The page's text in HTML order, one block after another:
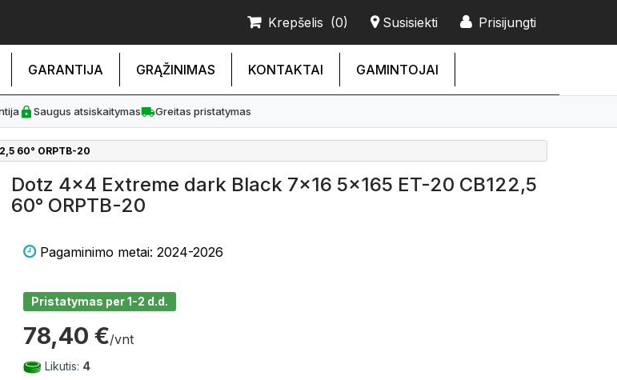
Prisijungti
Susisiekti
Krepšelis (0)
GARANTIJA GRĄŽINIMAS KONTAKTAI GAMINTOJAI
Saugus atsiskaitymas Greitas pristatymas
60° ORPTB-20
Dotz 4x4 Extreme dark Black 7x16 5x165 ET-20 CB122,5
60° ORPTB-20
Pagaminimo metai: 2024-2026
Pristatymas per 1-2 d.d.
78,40 €/vnt
Likutis: 4